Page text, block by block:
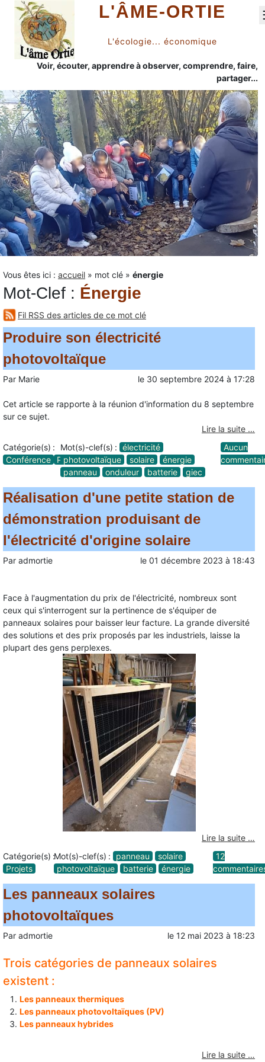
L'ÂME-ORTIE
L'écologie... économique
Voir, écouter, apprendre à observer, comprendre, faire,
partager...
Vous êtes ici : accueil » mot clé » énergie
Mot-Clef : Énergie
Fil RSS des articles de ce mot clé
Produire son électricité
photovoltaïque
Par Marie le 30 septembre 2024 à 17:28
Cet article se rapporte à la réunion d'information du 8 septembre
sur ce sujet.
Lire la suite …
Catégorie(s) :
Conférence
Projets
Mot(s)-clef(s) : électricité
photovoltaïque
solaire
énergie
panneau
onduleur batterie giec
Aucun
Réalisation d'une petite station de
démonstration produisant de
l'électricité d'origine solaire
Par admortie le 01 décembre 2023 à 18:43
Face à l'augmentation du prix de l'électricité, nombreux sont
ceux qui s'interrogent sur la pertinence de s'équiper de
panneaux solaires pour baisser leur facture. La grande diversité
des solutions et des prix proposés par les industriels, laisse la
plupart des gens perplexes.
Lire la suite …
Catégorie(s) :
Projets
Mot(s)-clef(s) : panneau
solaire
photovoltaïque
batterie énergie
12
Les panneaux solaires
photovoltaïques
Par admortie le 12 mai 2023 à 18:23
Trois catégories de panneaux solaires
existent :
Les panneaux thermiques
Les panneaux photovoltaïques (PV)
Les panneaux hybrides
Lire la suite …